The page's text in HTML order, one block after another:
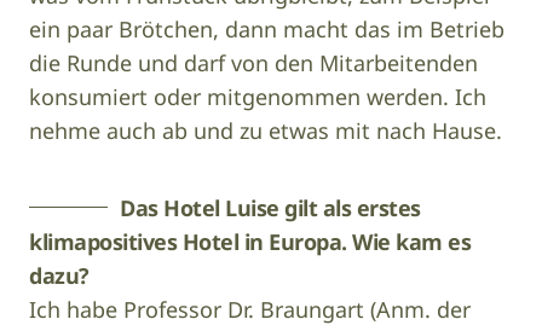
ein paar Brötchen, dann macht das im Betrieb
die Runde und darf von den Mitarbeitenden
konsumiert oder mitgenommen werden. Ich
nehme auch ab und zu etwas mit nach Hause.
Das Hotel Luise gilt als erstes
klimapositives Hotel in Europa. Wie kam es
dazu?
Ich habe Professor Dr. Braungart (Anm. der